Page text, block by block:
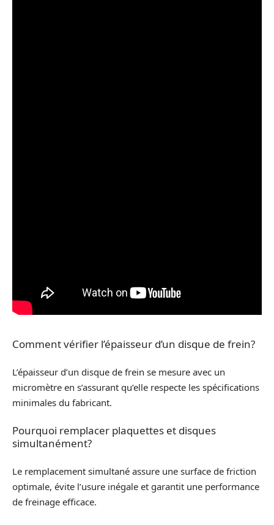
Comment vérifier l’épaisseur d’un disque de frein?
L’épaisseur d’un disque de frein se mesure avec un
micromètre en s’assurant qu’elle respecte les spécifications
minimales du fabricant.
Pourquoi remplacer plaquettes et disques
simultanément?
Le remplacement simultané assure une surface de friction
optimale, évite l’usure inégale et garantit une performance
de freinage efficace.